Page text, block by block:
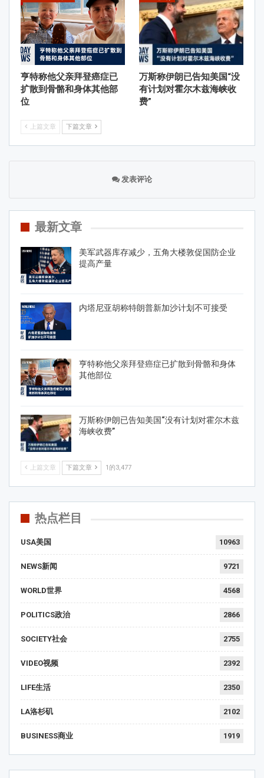
亨特称他父亲拜登癌症已
扩散到骨骼和身体其他部
位
万斯称伊朗已告知美国“没
有计划对霍尔木兹海峡收
费”
上篇文章 下篇文章
发表评论
最新文章
美军武器库存减少，五角大楼敦促国防企业
提高产量
内塔尼亚胡称特朗普新加沙计划不可接受
亨特称他父亲拜登癌症已扩散到骨骼和身体
其他部位
万斯称伊朗已告知美国“没有计划对霍尔木兹
海峡收费”
上篇文章 下篇文章 1的3,477
热点栏目
USA美国 10963
NEWS新闻 9721
WORLD世界 4568
POLITICS政治 2866
SOCIETY社会 2755
VIDEO视频 2392
LIFE生活 2350
LA洛杉矶 2102
BUSINESS商业 1919